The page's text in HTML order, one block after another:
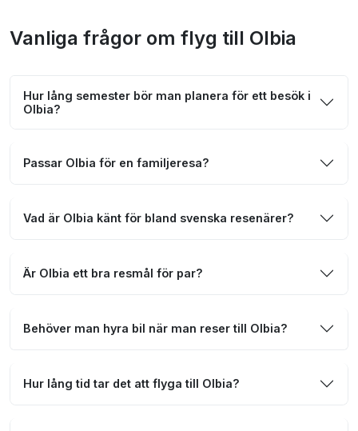
Vanliga frågor om flyg till Olbia
Hur lång semester bör man planera för ett besök i
Olbia?
Passar Olbia för en familjeresa?
Vad är Olbia känt för bland svenska resenärer?
Är Olbia ett bra resmål för par?
Behöver man hyra bil när man reser till Olbia?
Hur lång tid tar det att flyga till Olbia?